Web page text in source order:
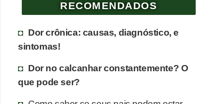
RECOMENDADOS
Dor crônica: causas, diagnóstico, e
sintomas!
Dor no calcanhar constantemente? O
que pode ser?